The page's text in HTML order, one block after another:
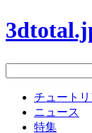
チュート
ニュース
特集